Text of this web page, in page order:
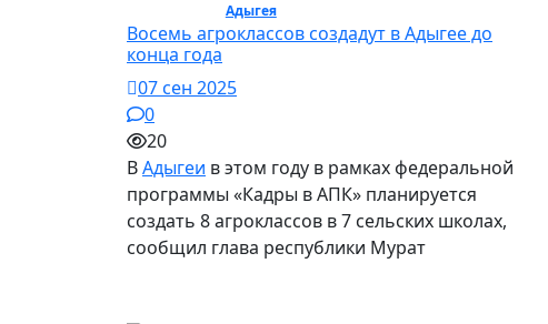
Адыгея/ Экономика
Восемь агроклассов создадут в Адыгее до
конца года
07 сен 2025
0
20
ВАдыгеи в этом году в рамках федеральной
программы «Кадры в АПК» планируется
создать 8 агроклассов в 7 сельских школах,
сообщил глава республики Мурат